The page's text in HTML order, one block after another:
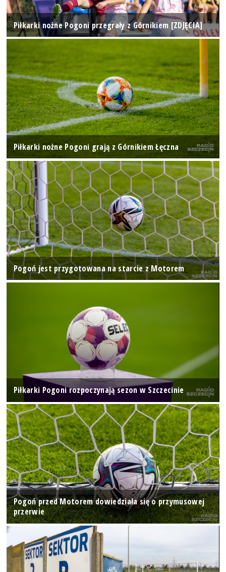
Piłkarki nożne Pogoni przegrały z Górnikiem [ZDJĘCIA]
Piłkarki nożne Pogoni grają z Górnikiem Łęczna
Pogoń jest przygotowana na starcie z Motorem
Piłkarki Pogoni rozpoczynają sezon w Szczecinie
Pogoń przed Motorem dowiedziała się o przymusowej
przerwie